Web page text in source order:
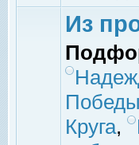
Из
Круга,